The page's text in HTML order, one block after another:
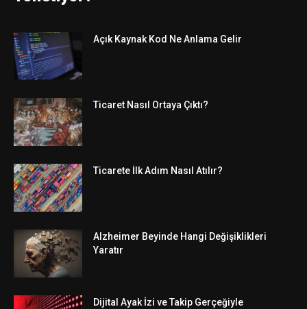
Açık Kaynak Kod Ne Anlama Gelir
Ticaret Nasıl Ortaya Çıktı?
Ticarete İlk Adım Nasıl Atılır?
Alzheimer Beyinde Hangi Değişiklikleri
Yaratır
Dijital Ayak İzi ve Takip Gerçeğiyle